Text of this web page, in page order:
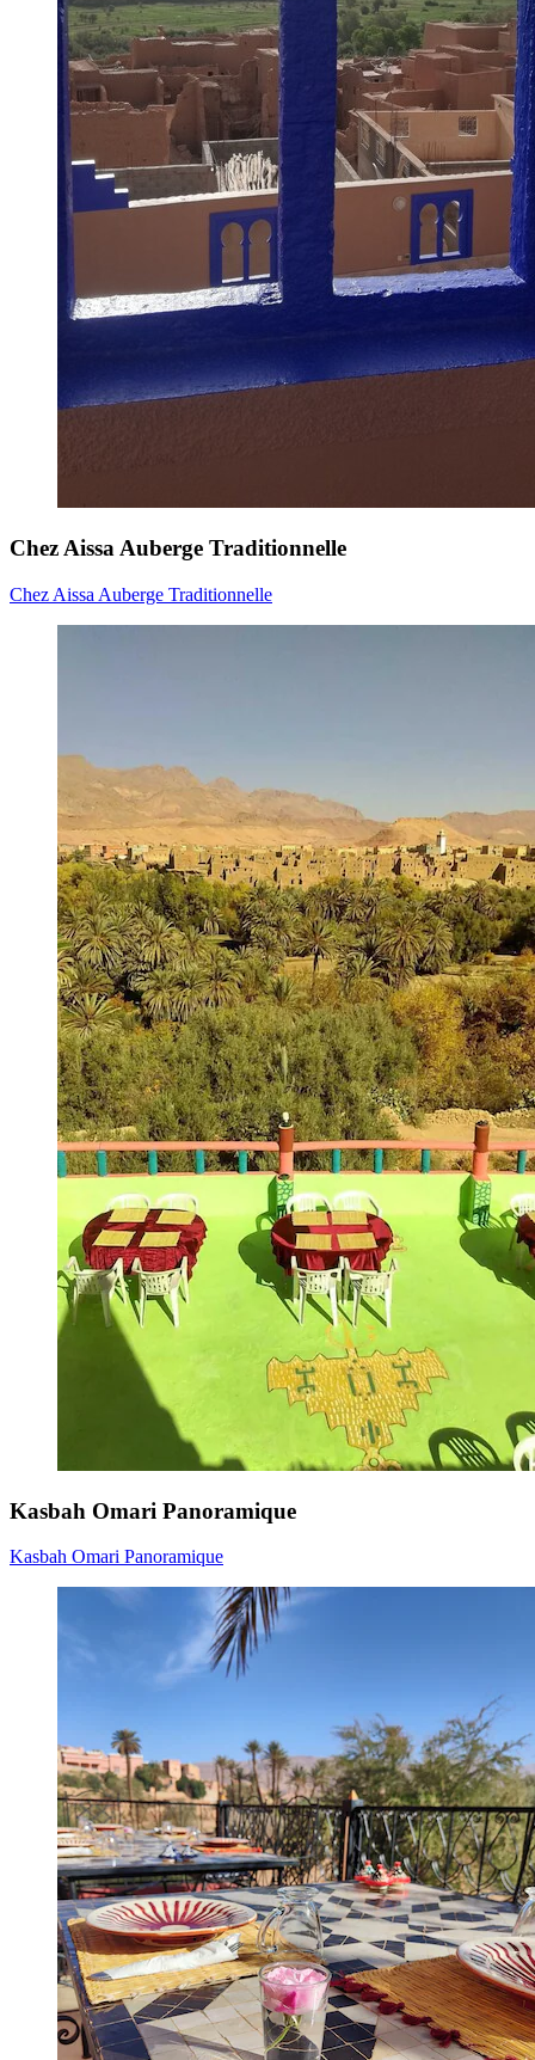
Chez Aissa Auberge Traditionnelle
Chez Aissa Auberge Traditionnelle
Kasbah Omari Panoramique
Kasbah Omari Panoramique